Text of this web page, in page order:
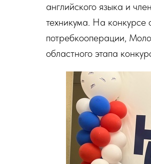
английского языка и
техникума. На
потребкооперации,
областного этапа